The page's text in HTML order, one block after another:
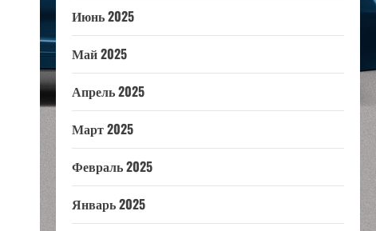
Июнь 2025
Май 2025
Апрель 2025
Март 2025
Февраль 2025
Январь 2025